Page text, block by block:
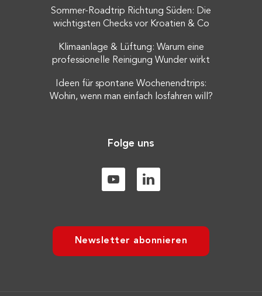
Sommer-Roadtrip Richtung Süden: Die
wichtigsten Checks vor Kroatien & Co
Klimaanlage & Lüftung: Warum eine
professionelle Reinigung Wunder wirkt
Ideen für spontane Wochenendtrips:
Wohin, wenn man einfach losfahren will?
Folge uns
Newsletter abonnieren